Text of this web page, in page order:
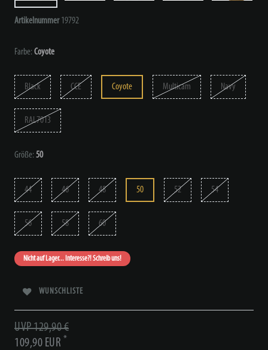
Artikelnummer19792
Farbe: Coyote
Black CCE Coyote Multicam Navy
RAL7013
Größe: 50
44 46 48 50 52 54
56 58 60
Nicht auf Lager... Interesse?! Schreib uns!
WUNSCHLISTE
UVP 129,90 €
109,90 EUR *